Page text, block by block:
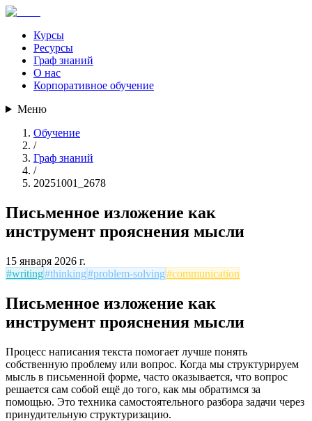
Курсы
Ресурсы
Граф знаний
О нас
Корпоративное обучение
Меню
Обучение
/
Граф знаний
/
20251001_2678
Письменное изложение как
инструмент прояснения мысли
15 января 2026 г.
#writing#thinking#problem-solving#communication
Письменное изложение как
инструмент прояснения мысли
Процесс написания текста помогает лучше понять
собственную проблему или вопрос. Когда мы структурируем
мысль в письменной форме, часто оказывается, что вопрос
решается сам собой ещё до того, как мы обратимся за
помощью. Это техника самостоятельного разбора задачи через
принудительную структуризацию.